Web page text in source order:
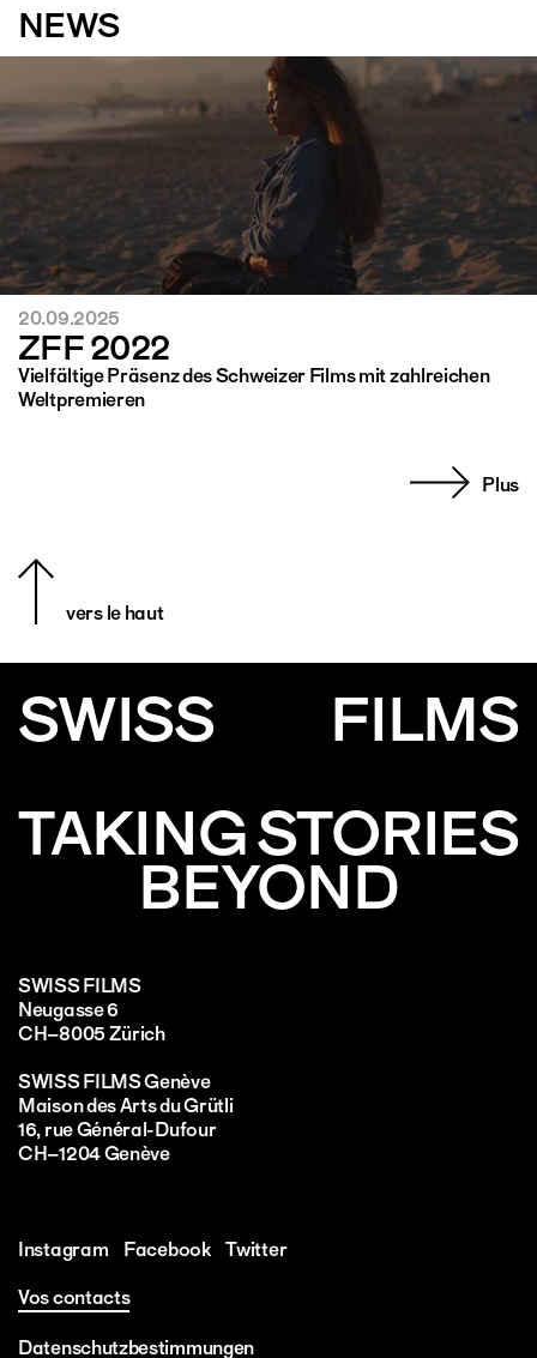
NEWS
20.09.2025
ZFF 2022
Vielfältige Präsenz des Schweizer Films mit zahlreichen
Weltpremieren
Plus
vers le haut
SWISS
FILMS
TAKING STORIES
BEYOND
SWISS FILMS
Neugasse 6
CH–8005 Zürich
SWISS FILMS Genève
Maison des Arts du Grütli
16, rue Général-Dufour
CH–1204 Genève
Instagram Facebook Twitter
Vos contacts
Datenschutzbestimmungen